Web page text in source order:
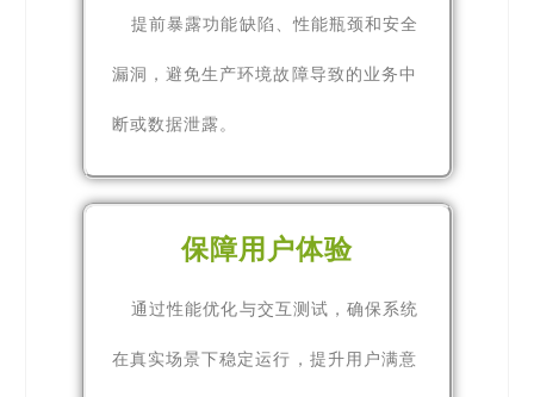
提前暴露功能缺陷、性能瓶颈和安全
漏洞，避免生产环境故障导致的业务中
断或数据泄露。
保障用户体验
通过性能优化与交互测试，确保系统
在真实场景下稳定运行，提升用户满意